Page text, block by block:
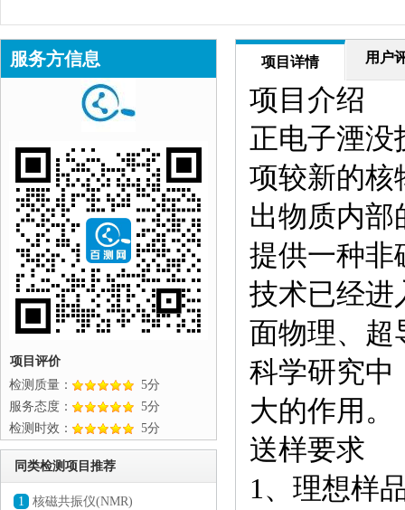
项目详情 用户
项目介绍
正电子湮没
项较新的核
出物质内部
提供一种非
技术已经进
面物理、
科学研究中
大的作用。
送样要求
1、理想样
服务方信息
项目评价
检测质量：
5分
服务态度：
5分
检测时效：
5分
同类检测项目推荐
1
核磁共振仪(NMR)